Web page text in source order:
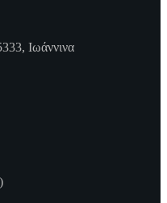
Ιωάννινα